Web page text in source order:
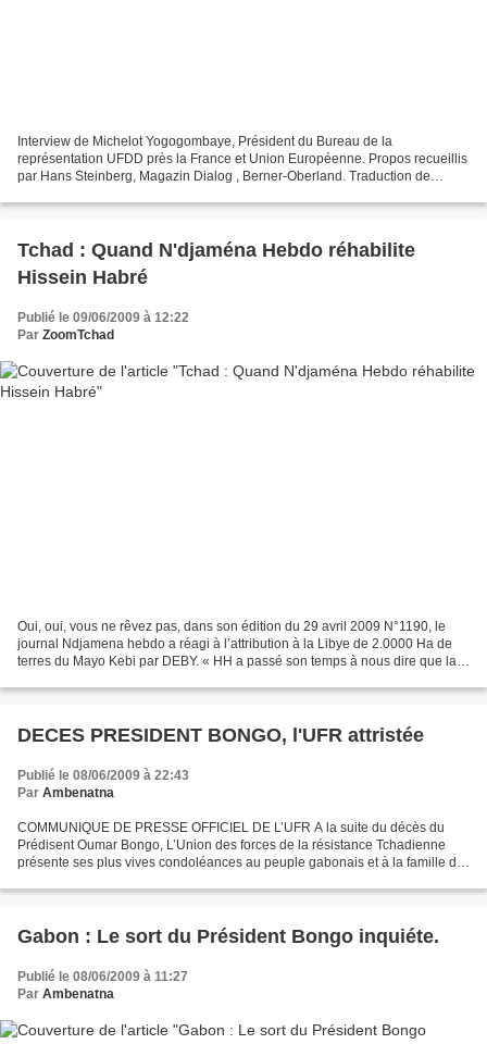
Interview de Michelot Yogogombaye, Président du Bureau de la
représentation UFDD près la France et Union Européenne. Propos recueillis
par Hans Steinberg, Magazin Dialog , Berner-Oberland. Traduction de
Tchad : Quand N'djaména Hebdo réhabilite
Hissein Habré
Publié le 09/06/2009 à 12:22
Par ZoomTchad
Oui, oui, vous ne rêvez pas, dans son édition du 29 avril 2009 N°1190, le
journal Ndjamena hebdo a réagi à l’attribution à la Libye de 2.0000 Ha de
terres du Mayo Kebi par DEBY. « HH a passé son temps à nous dire que la
DECES PRESIDENT BONGO, l'UFR attristée
Publié le 08/06/2009 à 22:43
Par Ambenatna
COMMUNIQUE DE PRESSE OFFICIEL DE L’UFR A la suite du décès du
Prédisent Oumar Bongo, L’Union des forces de la résistance Tchadienne
présente ses plus vives condoléances au peuple gabonais et à la famille du
Gabon : Le sort du Président Bongo inquiéte.
Publié le 08/06/2009 à 11:27
Par Ambenatna